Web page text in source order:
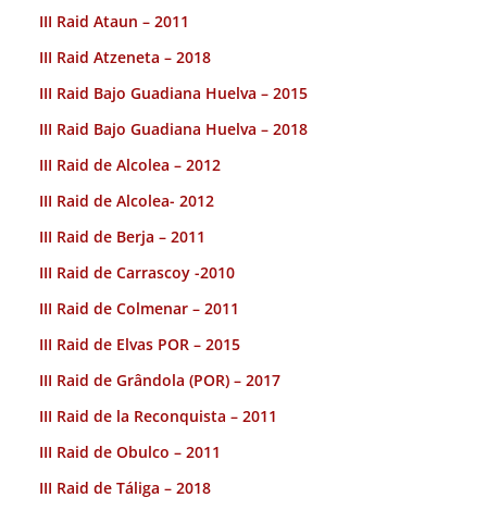
III Raid Ataun – 2011
III Raid Atzeneta – 2018
III Raid Bajo Guadiana Huelva – 2015
III Raid Bajo Guadiana Huelva – 2018
III Raid de Alcolea – 2012
III Raid de Alcolea- 2012
III Raid de Berja – 2011
III Raid de Carrascoy -2010
III Raid de Colmenar – 2011
III Raid de Elvas POR – 2015
III Raid de Grândola (POR) – 2017
III Raid de la Reconquista – 2011
III Raid de Obulco – 2011
III Raid de Táliga – 2018